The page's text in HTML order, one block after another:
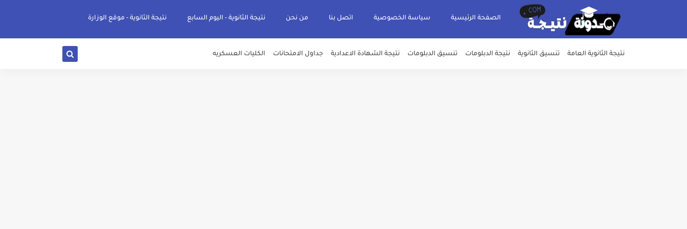
الصفحة الرئيسية سياسة الخصوصية اتصل بنا من نحن نتيجة الثانوية - اليوم السابع نتيجة الثانوية - موقع الوزارة
نتيجة الثانوية العامة تنسيق الثانوية نتيجة الدبلومات تنسيق الدبلومات نتيجة الشهادة الاعدادية جداول الامتحانات الكليات العسكريه